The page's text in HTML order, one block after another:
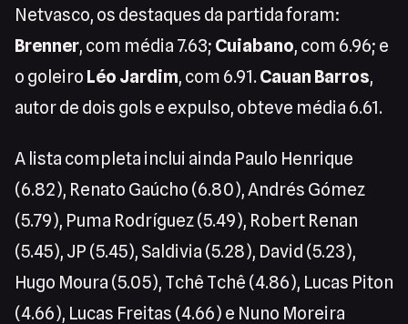
Netvasco, os destaques da partida foram:
Brenner, com média 7.63; Cuiabano, com 6.96; e
o goleiro Léo Jardim, com 6.91.Cauan Barros,
autor de dois gols e expulso, obteve média 6.61.
A lista completa inclui ainda Paulo Henrique
(6.82), Renato Gaúcho (6.80), Andrés Gómez
(5.79), Puma Rodríguez (5.49), Robert Renan
(5.45), JP (5.45), Saldivia (5.28), David (5.23),
Hugo Moura (5.05), Tchê Tchê (4.86), Lucas Piton
(4.66), Lucas Freitas (4.66) e Nuno Moreira